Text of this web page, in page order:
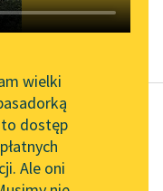
brak utworu
Wolnych Lektur
wielki
to dostęp
Ale oni
Czechow